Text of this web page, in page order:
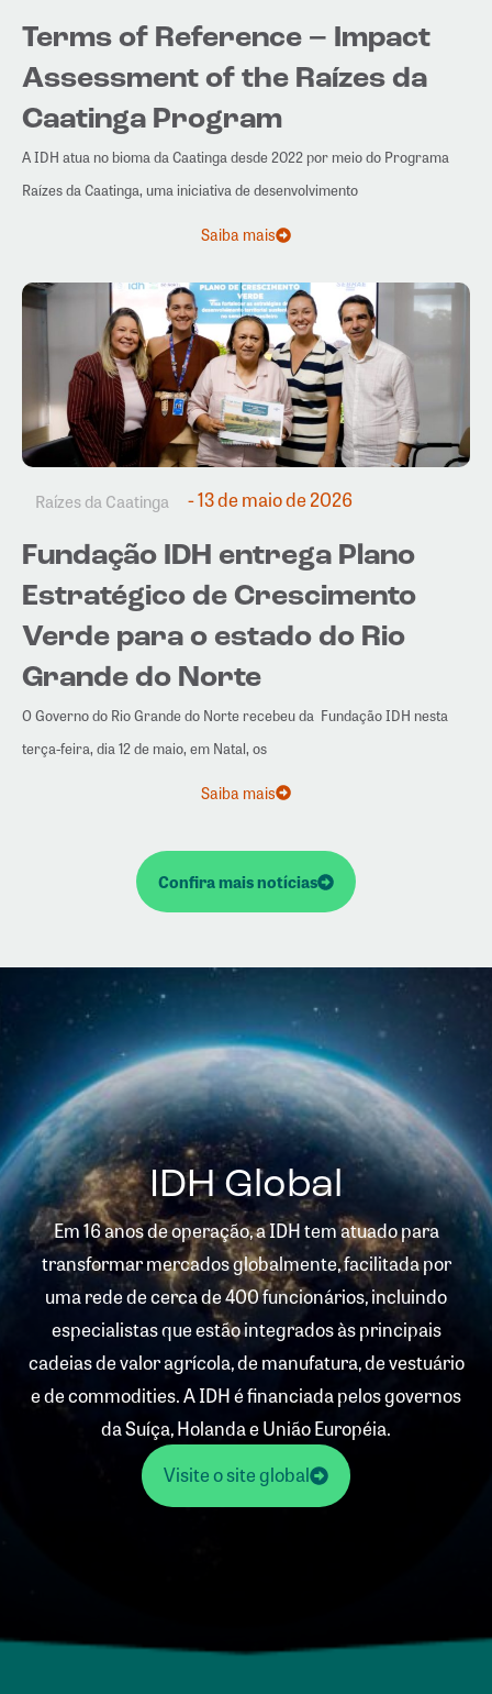
Terms of Reference – Impact
Assessment of the Raízes da
Caatinga Program
A IDH atua no bioma da Caatinga desde 2022 por meio do Programa
Raízes da Caatinga, uma iniciativa de desenvolvimento
Saiba mais
Raízes da Caatinga - 13 de maio de 2026
Fundação IDH entrega Plano
Estratégico de Crescimento
Verde para o estado do Rio
Grande do Norte
O Governo do Rio Grande do Norte recebeu da Fundação IDH nesta
terça-feira, dia 12 de maio, em Natal, os
Saiba mais
Confira mais notícias
IDH Global
Em 16 anos de operação, a IDH tem atuado para
transformar mercados globalmente, facilitada por
uma rede de cerca de 400 funcionários, incluindo
especialistas que estão integrados às principais
cadeias de valor agrícola, de manufatura, de vestuário
e de commodities. A IDH é financiada pelos governos
da Suíça, Holanda e União Européia.
Visite o site global